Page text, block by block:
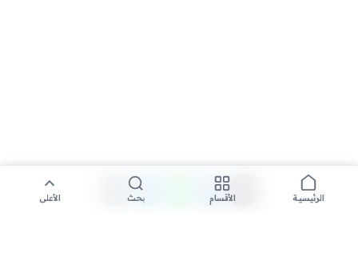
الرئيسية الأقسام بحث الأعلى